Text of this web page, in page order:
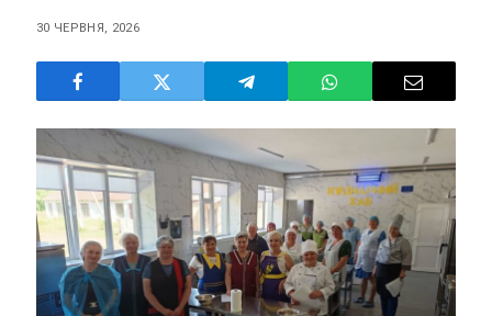
30 ЧЕРВНЯ, 2026